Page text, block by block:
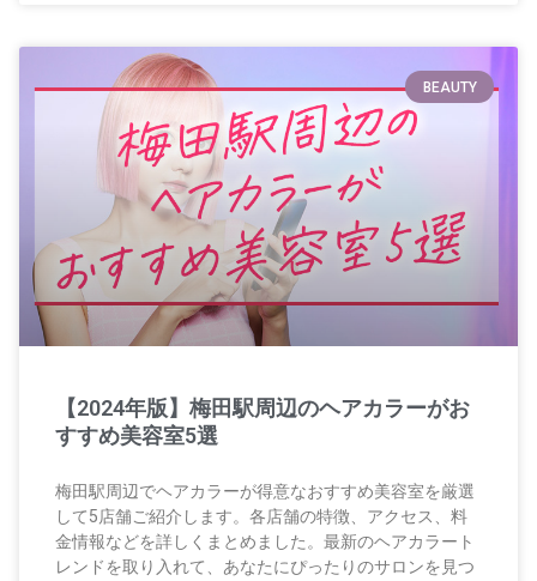
BEAUTY
【2024年版】梅田駅周辺のヘアカラーがお
すすめ美容室5選
梅田駅周辺でヘアカラーが得意なおすすめ美容室を厳選
して5店舗ご紹介します。各店舗の特徴、アクセス、料
金情報などを詳しくまとめました。最新のヘアカラート
レンドを取り入れて、あなたにぴったりのサロンを見つ